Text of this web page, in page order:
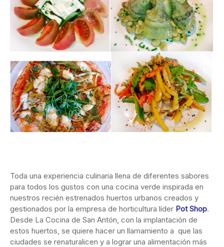
Toda una experiencia culinaria llena de diferentes sabores
para todos los gustos con una cocina verde inspirada en
nuestros recién estrenados huertos urbanos creados y
gestionados por la empresa de horticultura líder Pot Shop.
Desde La Cocina de San Antón, con la implantación de
estos huertos, se quiere hacer un llamamiento a que las
ciudades se renaturalicen y a lograr una alimentación más